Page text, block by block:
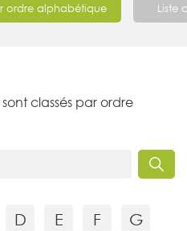
ordre alphabétique Liste
classés par ordre
D E F
G